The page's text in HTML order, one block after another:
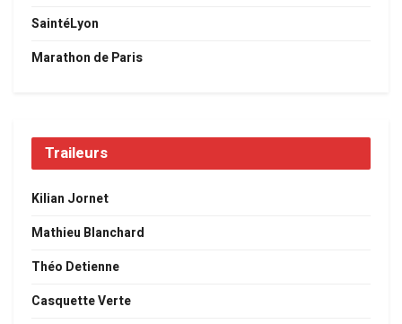
SaintéLyon
Marathon de Paris
Traileurs
Kilian Jornet
Mathieu Blanchard
Théo Detienne
Casquette Verte